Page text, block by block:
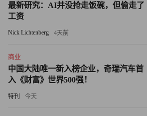
人》（White Fragility）和《你想谈谈种
Want to Talk About Race）等书现在仍然
书榜单。在播客领域，重点谈论种族问
《Code Switch》目前位列最受欢迎的苹
名。（财富中文网）
译者：任文科
最新研究：AI并没抢走饭碗，但偷走了
工资
Nick Lichtenberg 4天前
商业
中国大陆唯一新入榜企业，奇瑞汽车首
入《财富》世界500强！
特刊 今天